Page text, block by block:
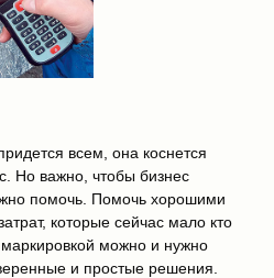
всем, она коснется
Но важно, чтобы бизнес
помочь. Помочь хорошими
которые сейчас мало кто
можно и нужно
и простые решения.